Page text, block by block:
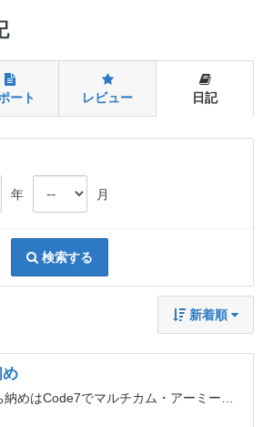
ート レビュー 日記
年 月
検索する
新着順